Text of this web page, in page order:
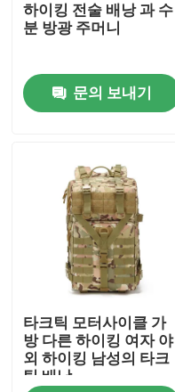
품질 관리
인용 을 요청 하십시오
전술적 총 가방
총 가방을 추적하기
하이킹 전술 배낭 과 수
분 방광 주머니
문의 보내기
타크틱 모터사이클 가
방 다른 하이킹 여자 야
외 하이킹 남성의 타크
틱 배낭